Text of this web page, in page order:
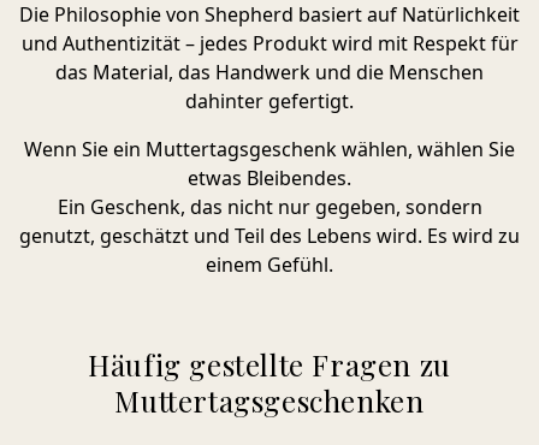
Die Philosophie von Shepherd basiert auf Natürlichkeit
und Authentizität – jedes Produkt wird mit Respekt für
das Material, das Handwerk und die Menschen
dahinter gefertigt.
Wenn Sie ein Muttertagsgeschenk wählen, wählen Sie
etwas Bleibendes.
Ein Geschenk, das nicht nur gegeben, sondern
genutzt, geschätzt und Teil des Lebens wird. Es wird zu
einem Gefühl.
Häufig gestellte Fragen zu
Muttertagsgeschenken